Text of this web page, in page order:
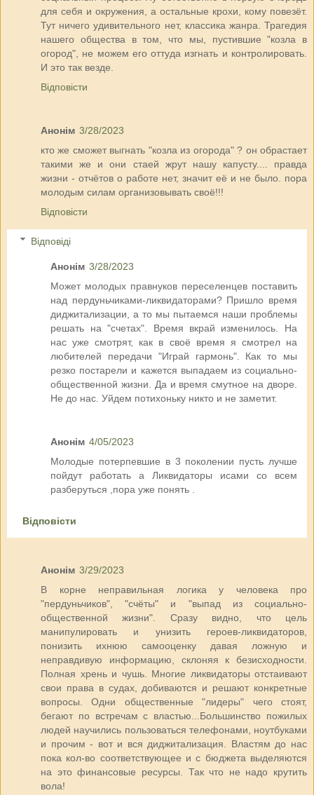
для себя и окружения, а остальные крохи, кому повезёт.
Тут ничего удивительного нет, классика жанра. Трагедия
нашего общества в том, что мы, пустившие "козла в
огород", не можем его оттуда изгнать и контролировать.
И это так везде.
Відповісти
Анонім 3/28/2023
кто же сможет выгнать "козла из огорода" ? он обрастает
такими же и они стаей жрут нашу капусту.... правда
жизни - отчётов о работе нет, значит её и не было. пора
молодым силам организовывать своё!!!
Відповісти
Відповіді
Анонім 3/28/2023
Может молодых правнуков переселенцев поставить
над пердуньчиками-ликвидаторами? Пришло время
диджитализации, а то мы пытаемся наши проблемы
решать на "счетах". Время вкрай изменилось. На
нас уже смотрят, как в своё время я смотрел на
любителей передачи "Играй гармонь". Как то мы
резко постарели и кажется выпадаем из социально-
общественной жизни. Да и время смутное на дворе.
Не до нас. Уйдем потихоньку никто и не заметит.
Анонім 4/05/2023
Молодые потерпевшие в 3 поколении пусть лучше
пойдут работать а Ликвидаторы исами со всем
разберуться ,пора уже понять .
Відповісти
Анонім 3/29/2023
В корне неправильная логика у человека про
"пердуньчиков", "счёты" и "выпад из социально-
общественной жизни". Сразу видно, что цель
манипулировать и унизить героев-ликвидаторов,
понизить ихнюю самооценку давая ложную и
неправдивую информацию, склоняя к безисходности.
Полная хрень и чушь. Многие ликвидаторы отстаивают
свои права в судах, добиваются и решают конкретные
вопросы. Одни общественные "лидеры" чего стоят,
бегают по встречам с властью...Большинство пожилых
людей научились пользоваться телефонами, ноутбуками
и прочим - вот и вся диджитализация. Властям до нас
пока кол-во соответствующее и с бюджета выделяются
на это финансовые ресурсы. Так что не надо крутить
вола!